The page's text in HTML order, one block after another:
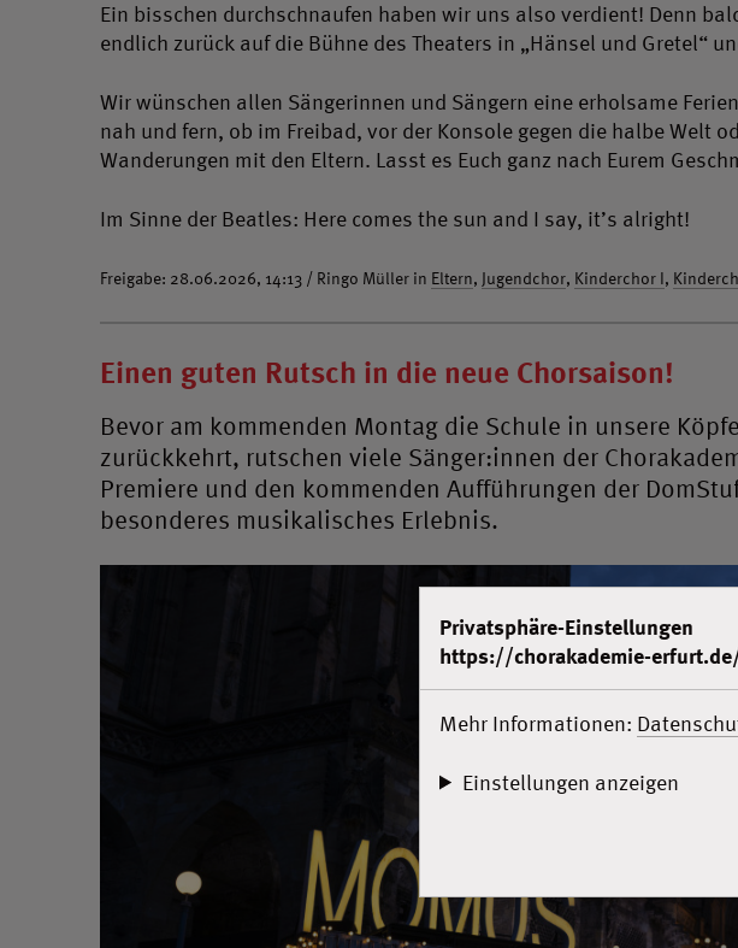
Ein bisschen durchschnaufen haben wir uns also verdient! Denn
endlich zurück auf die Bühne des Theaters in „Hänsel und Gretel“
Wir wünschen allen Sängerinnen und Sängern eine erholsame
nah und fern, ob im Freibad, vor der Konsole gegen die halbe Welt
Wanderungen mit den Eltern. Lasst es Euch ganz nach Eurem
Im Sinne der Beatles: Here comes the sun and I say, it’s alright!
Freigabe: 28.06.2026, 14:13 / Ringo Müller in Eltern, Jugendchor, Kinderchor I,
Einen guten Rutsch in die neue Chorsaison!
Bevor am kommenden Montag die Schule in unsere
zurückkehrt, rutschen viele Sänger:innen der
Premiere und den kommenden Aufführungen der
besonderes musikalisches Erlebnis.
Privatsphäre-Einstellungen
https://chorakademie-
Mehr Informationen:
Einstellungen anzeigen